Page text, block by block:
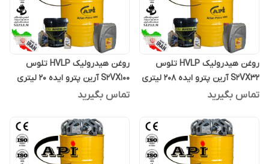
روغن هیدرولیک HVLP تلوس
S2VX32 آرین پترو ایده 208 لیتری
تماس بگیرید
روغن هیدرولیک HVLP تلوس
S2VX100 آرین پترو ایده 20 لیتری
تماس بگیرید